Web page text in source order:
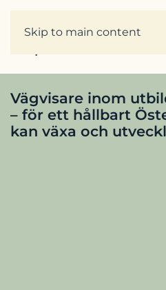
Skip to main content
Vägvisare inom
– för ett hållbart
kan växa och